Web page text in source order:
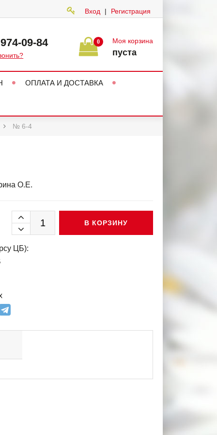
Вход | Регистрация
09-84 0 Моя корзина
пуста
ОПЛАТА И ДОСТАВКА
№ 6-4
О.Е.
В КОРЗИНУ
ЦБ):